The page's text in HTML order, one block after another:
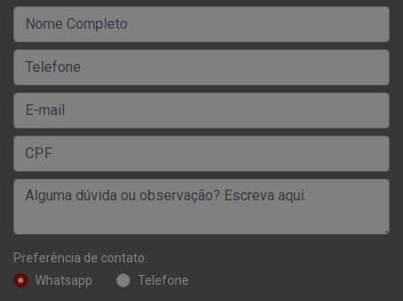
Preferência de contato:
Whatsapp
Telefone